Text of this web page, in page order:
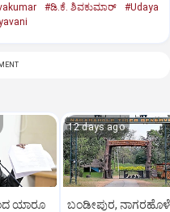
#ಡಿ.ಕೆ. ಶಿವಕುಮಾರ್‌
#Udaya
ಯಾರೂ
12 days ago
ಬಂಡೀಪುರ, ನಾಗರಹೊಳೆ